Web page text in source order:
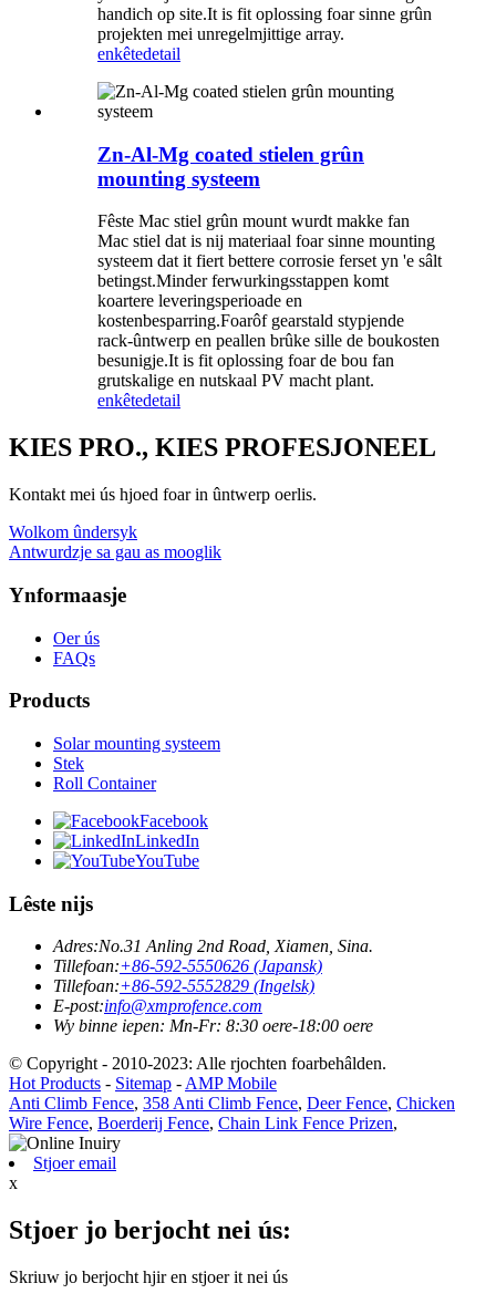
handich op site.It is fit oplossing foar sinne grûn
projekten mei unregelmjittige array.
enkêtedetail
Zn-Al-Mg coated stielen grûn
mounting systeem
Fêste Mac stiel grûn mount wurdt makke fan
Mac stiel dat is nij materiaal foar sinne mounting
systeem dat it fiert bettere corrosie ferset yn 'e sâlt
betingst.Minder ferwurkingsstappen komt
koartere leveringsperioade en
kostenbesparring.Foarôf gearstald stypjende
rack-ûntwerp en peallen brûke sille de boukosten
besunigje.It is fit oplossing foar de bou fan
grutskalige en nutskaal PV macht plant.
enkêtedetail
KIES PRO., KIES PROFESJONEEL
Kontakt mei ús hjoed foar in ûntwerp oerlis.
Wolkom ûndersyk
Antwurdzje sa gau as mooglik
Ynformaasje
Oer ús
FAQs
Products
Solar mounting systeem
Stek
Roll Container
Facebook
LinkedIn
YouTube
Lêste nijs
Adres:No.31 Anling 2nd Road, Xiamen, Sina.
Tillefoan:+86-592-5550626 (Japansk)
Tillefoan:+86-592-5552829 (Ingelsk)
E-post:info@xmprofence.com
Wy binne iepen: Mn-Fr: 8:30 oere-18:00 oere
© Copyright - 2010-2023: Alle rjochten foarbehâlden.
Hot Products - Sitemap -AMP Mobile
Anti Climb Fence, 358 Anti Climb Fence, Deer Fence, Chicken
Wire Fence, Boerderij Fence, Chain Link Fence Prizen,
Stjoer email
x
Stjoer jo berjocht nei ús:
Skriuw jo berjocht hjir en stjoer it nei ús